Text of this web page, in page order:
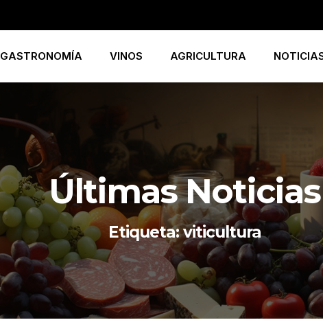
GASTRONOMÍA VINOS AGRICULTURA
Últimas Noticias
Etiqueta: viticultura